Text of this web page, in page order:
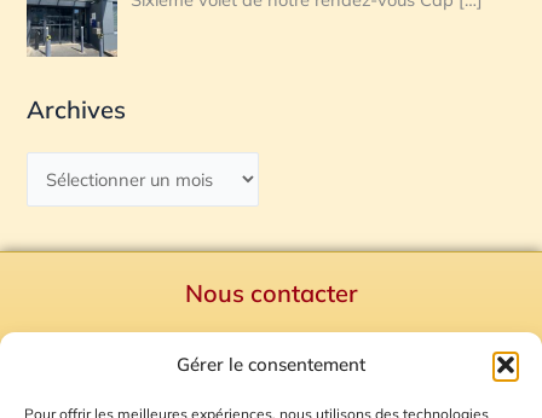
Gérer le consentement
Pour offrir les meilleures expériences, nous utilisons des technologies
Archives
Nous contacter
Mentions Légales
Plan du site